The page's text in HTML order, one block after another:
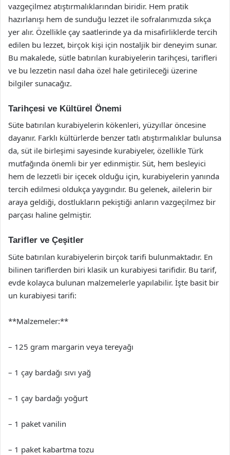
vazgeçilmez atıştırmalıklarından biridir. Hem pratik
hazırlanışı hem de sunduğu lezzet ile sofralarımızda sıkça
yer alır. Özellikle çay saatlerinde ya da misafirliklerde tercih
edilen bu lezzet, birçok kişi için nostaljik bir deneyim sunar.
Bu makalede, sütle batırılan kurabiyelerin tarihçesi, tarifleri
ve bu lezzetin nasıl daha özel hale getirileceği üzerine
bilgiler sunacağız.
Tarihçesi ve Kültürel Önemi
Süte batırılan kurabiyelerin kökenleri, yüzyıllar öncesine
dayanır. Farklı kültürlerde benzer tatlı atıştırmalıklar bulunsa
da, süt ile birleşimi sayesinde kurabiyeler, özellikle Türk
mutfağında önemli bir yer edinmiştir. Süt, hem besleyici
hem de lezzetli bir içecek olduğu için, kurabiyelerin yanında
tercih edilmesi oldukça yaygındır. Bu gelenek, ailelerin bir
araya geldiği, dostlukların pekiştiği anların vazgeçilmez bir
parçası haline gelmiştir.
Tarifler ve Çeşitler
Süte batırılan kurabiyelerin birçok tarifi bulunmaktadır. En
bilinen tariflerden biri klasik un kurabiyesi tarifidir. Bu tarif,
evde kolayca bulunan malzemelerle yapılabilir. İşte basit bir
un kurabiyesi tarifi:
**Malzemeler:**
– 125 gram margarin veya tereyağı
– 1 çay bardağı sıvı yağ
– 1 çay bardağı yoğurt
– 1 paket vanilin
– 1 paket kabartma tozu